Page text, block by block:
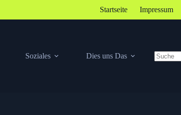
Startseite Impressum
Soziales
Dies uns Das